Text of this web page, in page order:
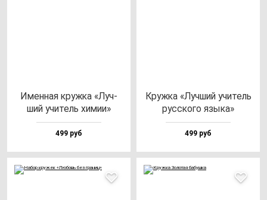
Имен­ная круж­ка «Луч­
ший учи­тель хи­мии»
499 руб
Круж­ка «Луч­ший учи­тель
рус­ско­го язы­ка»
499 руб